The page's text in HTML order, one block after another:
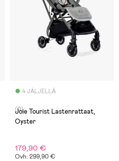
4 JÄLJELLÄ
(0)
Joie Tourist Lastenrattaat,
Oyster
179,90 €
Ovh: 299,90 €